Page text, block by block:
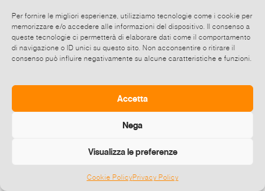
Per fornire le migliori esperienze, utilizziamo tecnologie come i cookie per
memorizzare e/o accedere alle informazioni del dispositivo. Il consenso a
queste tecnologie ci permetterà di elaborare dati come il comportamento
di navigazione o ID unici su questo sito. Non acconsentire o ritirare il
consenso può influire negativamente su alcune caratteristiche e funzioni.
Accetta
Nega
Visualizza le preferenze
Cookie PolicyPrivacy Policy
©2026 E-zine